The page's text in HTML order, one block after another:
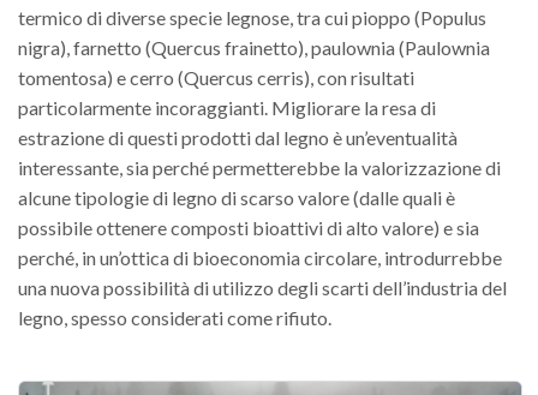
termico di diverse specie legnose, tra cui pioppo (Populus
nigra), farnetto (Quercus frainetto), paulownia (Paulownia
tomentosa) e cerro (Quercus cerris), con risultati
particolarmente incoraggianti. Migliorare la resa di
estrazione di questi prodotti dal legno è un’eventualità
interessante, sia perché permetterebbe la valorizzazione di
alcune tipologie di legno di scarso valore (dalle quali è
possibile ottenere composti bioattivi di alto valore) e sia
perché, in un’ottica di bioeconomia circolare, introdurrebbe
una nuova possibilità di utilizzo degli scarti dell’industria del
legno, spesso considerati come rifiuto.